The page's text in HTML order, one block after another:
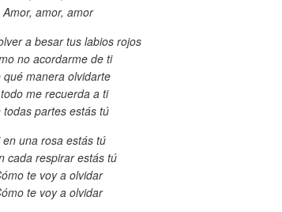
Amor, amor, amor
a besar tus labios rojos
no acordarme de ti
qué manera olvidarte
me recuerda a ti
todas partes estás tú
en una rosa estás tú
cada respirar estás tú
te voy a olvidar
te voy a olvidar